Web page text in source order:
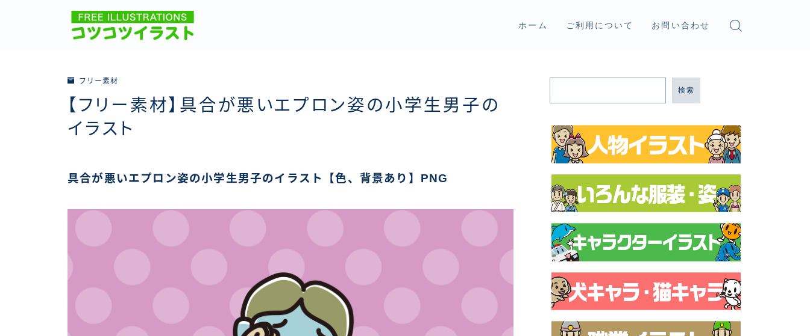
ホーム ご利用について お問い合わせ
フリー素材
【フリー素材】具合が悪いエプロン姿の小学生男子の
イラスト
具合が悪いエプロン姿の小学生男子のイラスト【色、背景あり】PNG
検索